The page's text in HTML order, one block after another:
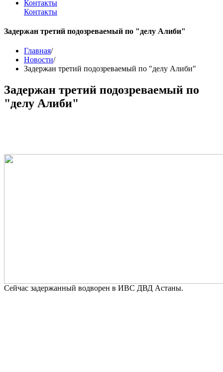
Контакты
Контакты
Задержан третий подозреваемый по "делу Алиби"
Главная/
Новости/
Задержан третий подозреваемый по "делу Алиби"
Задержан третий подозреваемый по
"делу Алиби"
Сейчас задержанный водворен в ИВС ДВД Астаны.